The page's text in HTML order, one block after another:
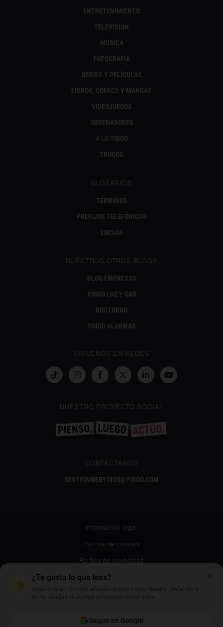
ENTRETENIMIENTO
TELEVISIÓN
MÚSICA
FOTOGRAFÍA
SERIES Y PELÍCULAS
LIBROS, CÓMICS Y MANGAS
VIDEOJUEGOS
ORDENADORES
A LO YOIGO
TRUCOS
GLOSARIOS
TÉRMINOS
PREFIJOS TELEFÓNICOS
EMOJIS
NUESTROS OTROS BLOGS
BLOG EMPRESAS
YOIGO LUZ Y GAS
DOCTORGO
YOIGO ALARMAS
SÍGUENOS EN REDES
NUESTRO PROYECTO SOCIAL
CONTÁCTANOS
GESTIONWEBYOIGO@YOIGO.COM
Información legal
Política de cookies
Política de privacidad
Canal ético
¿Te gusta lo que lees?
Seguir en Google